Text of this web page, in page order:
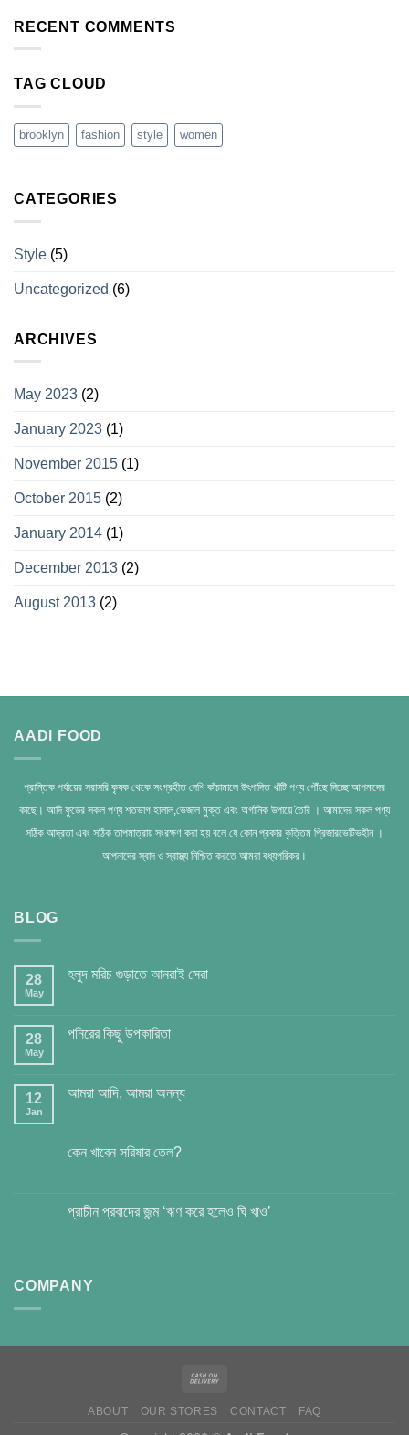
RECENT COMMENTS
TAG CLOUD
brooklyn fashion style women
CATEGORIES
Style (5)
Uncategorized (6)
ARCHIVES
May 2023 (2)
January 2023 (1)
November 2015 (1)
October 2015 (2)
January 2014 (1)
December 2013 (2)
August 2013 (2)
AADI FOOD
প্রান্তিক পর্যায়ের সরাসরি কৃষক থেকে সংগ্রহীত দেশি কাঁচামালে উৎপাদিত খাঁটি পণ্য পৌঁছে দিচ্ছে আপনাদের
কাছে। আদি ফুডের সকল পণ্য শতভাগ হালাল,ভেজাল মুক্ত এবং অর্গানিক উপায়ে তৈরি । আমাদের সকল পণ্য
সঠিক আদ্রতা এবং সঠিক তাপমাত্রায় সংরক্ষণ করা হয় বলে যে কোন প্রকার কৃত্তিম প্রিজারভেটিভহীন ।
আপনাদের স্বাদ ও স্বাস্থ্য নিশ্চিত করতে আমরা বধ্যপরিকর।
BLOG
28
May
হলুদ মরিচ গুড়াতে আনরাই সেরা
28
May
পনিরের কিছু উপকারিতা
12
Jan
আমরা আদি, আমরা অনন্য
কেন খাবেন সরিষার তেল?
প্রাচীন প্রবাদের জন্ম ‘ঋণ করে হলেও ঘি খাও’
COMPANY
ABOUT OUR STORES CONTACT FAQ